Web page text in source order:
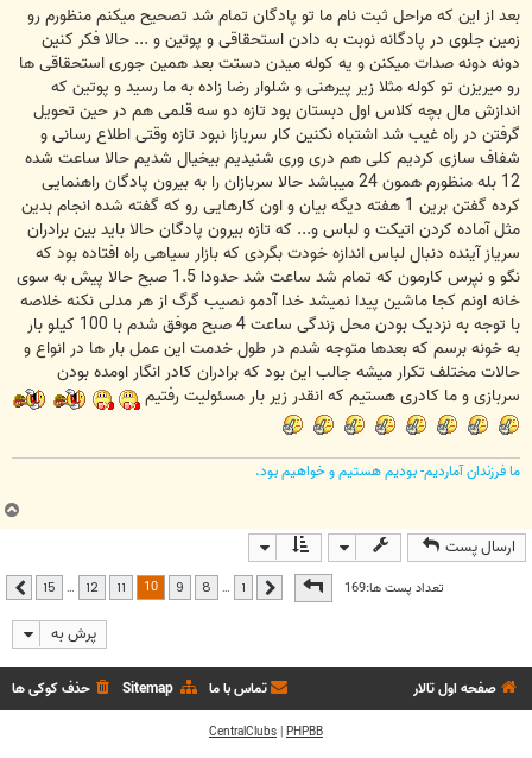
ت
بعد از این که مراحل ثبت نام ما تو پادگان تمام شد تصحیح میکنم منظورم رو
زمین جلوی در پادگانه نوبت به دادن استحقاقی و پوتین و ... حالا فکر کنین
دونه دونه صدات میکنن و یه کوله میدن دستت بعد همین جوری استحقاقی ها
رو میریزن تو کوله مثلا زیر پیرهنی و شلوار رضا زاده به ما رسید و پوتین که
اندازش مال بچه کلاس اول دبستان بود تازه دو سه قلمی هم در حین تحویل
گرفتن در راه غیب شد اشتباه نکنین کار سربازا نبود تازه وقتی اطلاع رسانی و
شفاف سازی کردیم کلی هم دری وری شنیدیم بیخیال شدیم حالا ساعت شده
12 بله منظورم همون 24 میباشد حالا سربازان را به بیرون پادگان راهنمایی
کرده گفتن برین 1 هفته دیگه بیان و اون کارهایی رو که گفته شده انجام بدین
مثل آماده کردن اتیکت و لباس و... که تازه بیرون پادگان حالا باید بین برادران
سریاز آینده دنبال لباس اندازه خودت بگردی که بازار سیاهی راه افتاده بود که
نگو و نپرس کارمون که تمام شد ساعت شد حدودا 1.5 صبح حالا پیش به سوی
خانه اونم کجا ماشین پیدا نمیشد خدا آدمو نصیب گرگ از هر مدلی نکنه خلاصه
با توجه به نزدیک بودن محل زندگی ساعت 4 صبح موفق شدم با 100 کیلو بار
به خونه برسم که بعدها متوجه شدم در طول خدمت این عمل بار ها در انواع و
حالات مختلف تکرار میشه جالب این بود که برادران کادر انگار اومده بودن
سربازی و ما کادری هستیم که انقدر زیر بار مسئولیت رفتیم
ما فرزندان آماردیم- بودیم هستیم و خواهیم بود.
ب
ا
ارسال پست
تعداد پست ها:169صفحه10 از15 قبلی …
8
9
10
11
12
…
15 بعدی
پرش به
صفحه اول تالار حذف کوکی ها Sitemap تماس با ما
PHPBB
|
CentralClubs